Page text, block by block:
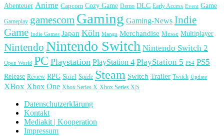
Abenteuer Anime Capcom Cozy Game Demo DLC Early Access Event Game
Gameplay gamescom Gaming Gaming-News Indie
Game Indie Games Japan Köln Manga Merchandise Messe Multiplayer
Nintendo Nintendo Switch Nintendo Switch 2
Open World PC Playstation PlayStation 4 PlayStation 5 PS4 PS5
Release Review RPG Spiel Spiele Steam Switch Trailer Twitch Update
XBox Xbox One Xbox Series X Xbox Series X|S
Datenschutzerklärung
Kontakt
Mediakit | Kooperation
Impressum